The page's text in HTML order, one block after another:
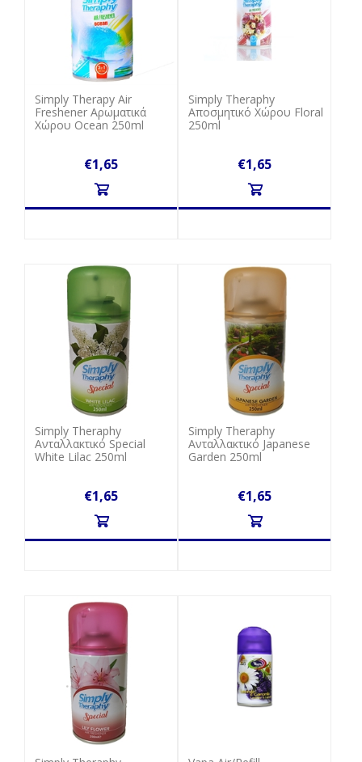
Simply Therapy Air
Freshener Αρωματικά
Χώρου Ocean 250ml
€1,65
Simply Theraphy
Αποσμητικό Χώρου Floral
250ml
€1,65
Simply Theraphy
Ανταλλακτικό Special
White Lilac 250ml
€1,65
Simply Theraphy
Ανταλλακτικό Japanese
Garden 250ml
€1,65